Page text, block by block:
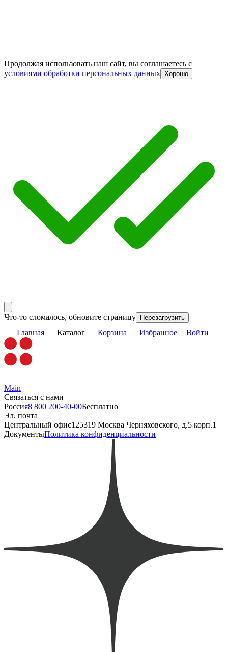
Продолжая использовать наш сайт, вы соглашаетесь c
условиями обработки персональных данных Хорошо
Что-то сломалось, обновите страницу Перезагрузить
Главная Каталог Корзина Избранное Войти
Main
Связаться с нами
Россия8 800 200-40-00Бесплатно
Эл. почта
Центральный офис125319 Москва Черняховского, д.5 корп.1
ДокументыПолитика конфиденциальности